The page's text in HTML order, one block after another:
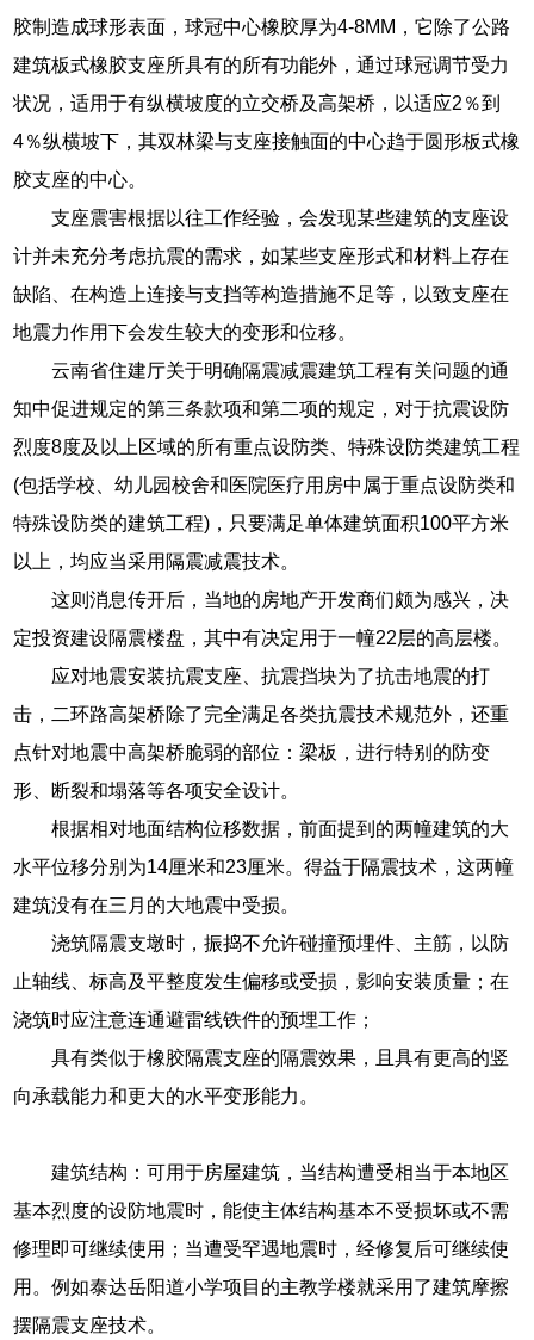
胶制造成球形表面，球冠中心橡胶厚为4-8MM，它除了公路
建筑板式橡胶支座所具有的所有功能外，通过球冠调节受力
状况，适用于有纵横坡度的立交桥及高架桥，以适应2％到
4％纵横坡下，其双林梁与支座接触面的中心趋于圆形板式橡
胶支座的中心。
支座震害根据以往工作经验，会发现某些建筑的支座设
计并未充分考虑抗震的需求，如某些支座形式和材料上存在
缺陷、在构造上连接与支挡等构造措施不足等，以致支座在
地震力作用下会发生较大的变形和位移。
云南省住建厅关于明确隔震减震建筑工程有关问题的通
知中促进规定的第三条款项和第二项的规定，对于抗震设防
烈度8度及以上区域的所有重点设防类、特殊设防类建筑工程
(包括学校、幼儿园校舍和医院医疗用房中属于重点设防类和
特殊设防类的建筑工程)，只要满足单体建筑面积100平方米
以上，均应当采用隔震减震技术。
这则消息传开后，当地的房地产开发商们颇为感兴，决
定投资建设隔震楼盘，其中有决定用于一幢22层的高层楼。
应对地震安装抗震支座、抗震挡块为了抗击地震的打
击，二环路高架桥除了完全满足各类抗震技术规范外，还重
点针对地震中高架桥脆弱的部位：梁板，进行特别的防变
形、断裂和塌落等各项安全设计。
根据相对地面结构位移数据，前面提到的两幢建筑的大
水平位移分别为14厘米和23厘米。得益于隔震技术，这两幢
建筑没有在三月的大地震中受损。
浇筑隔震支墩时，振捣不允许碰撞预埋件、主筋，以防
止轴线、标高及平整度发生偏移或受损，影响安装质量；在
浇筑时应注意连通避雷线铁件的预埋工作；
具有类似于橡胶隔震支座的隔震效果，且具有更高的竖
向承载能力和更大的水平变形能力。
建筑结构：可用于房屋建筑，当结构遭受相当于本地区
基本烈度的设防地震时，能使主体结构基本不受损坏或不需
修理即可继续使用；当遭受罕遇地震时，经修复后可继续使
用。例如泰达岳阳道小学项目的主教学楼就采用了建筑摩擦
摆隔震支座技术。